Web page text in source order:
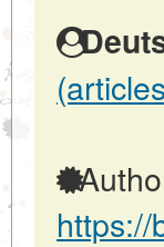
https://